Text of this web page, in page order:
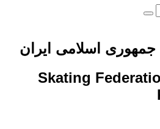
اسلامی ایران
Skating